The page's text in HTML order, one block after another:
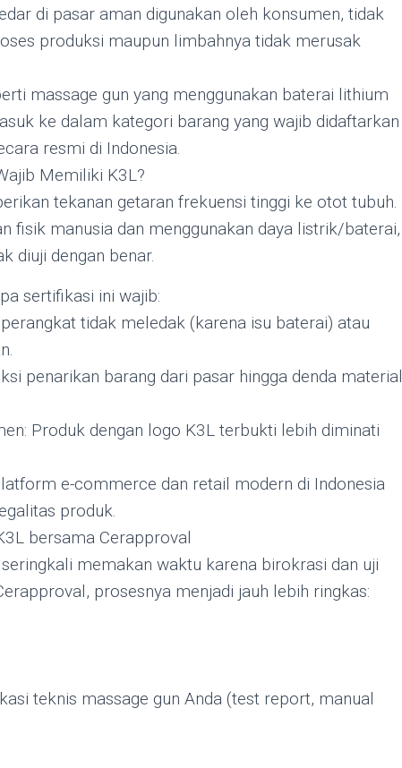
di pasar aman digunakan oleh konsumen, tidak
produksi maupun limbahnya tidak merusak
massage gun yang menggunakan baterai lithium
ke dalam kategori barang yang wajib didaftarkan
resmi di Indonesia.
Memiliki K3L?
tekanan getaran frekuensi tinggi ke otot tubuh.
fisik manusia dan menggunakan daya listrik/baterai,
diuji dengan benar.
sertifikasi ini wajib:
tidak meledak (karena isu baterai) atau
penarikan barang dari pasar hingga denda material
Produk dengan logo K3L terbukti lebih diminati
e-commerce dan retail modern di Indonesia
produk.
bersama Cerapproval
memakan waktu karena birokrasi dan uji
prosesnya menjadi jauh lebih ringkas:
teknis massage gun Anda (test report, manual